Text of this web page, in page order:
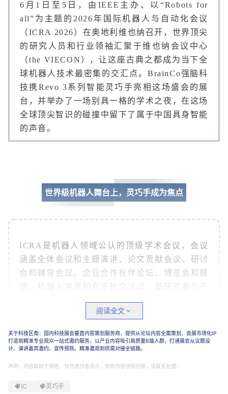
6月1日至5日，由IEEE主办、以“Robots for
all” 为主题的 2026年国际机器人与自动化会议
（ICRA 2026） 在奥地利维也纳召开，世界顶尖
的研究人员和行业领袖汇聚于维也纳会议中心
（the VIECON），让这座古典之都成为当下全
球机器人技术最密集的交汇点。BrainCo强脑科
技携 Revo 3系列智能灵巧手亮相这场盛会的展
台，并举办了一场别具一格的学术之夜，在这场
全球顶尖智识的碰撞中留下了属于中国具身智能
的声音。
世界级机器人舞台上，灵巧手成为焦点
ICRA是机器人领域公认的顶级学术会议，会议
涵盖全体会议和主题演讲、论文贡献会议、研讨
会和辅导会议、企业合作伙伴论坛、博览会和展
览、机器人竞赛和众多社交活动，是研究者与产
业人士一年一度的重要集结。本届吸引了来自86
个国家和地区的超过8000名学者与产业人士，
3系列智能灵巧手的现场演示。作为专为人形机
器人平台打造的末端执行器，Revo 3在展台前
阅读全文
关于科技区角：国内科技展会垂直内容策划服务商，提供从论坛内容全案策划、会展市场化IP
打造到精准专业观众一站式邀约服务，以产业内容吸引高质量B端人群，打通展会从议题设
计、演讲嘉宾邀约、宣传预热、精准邀观到供需对接全链路。
声明：内容取材于网络，仅代表作者观点，如有内容违规问题，请联系处理。
IC 灵巧手